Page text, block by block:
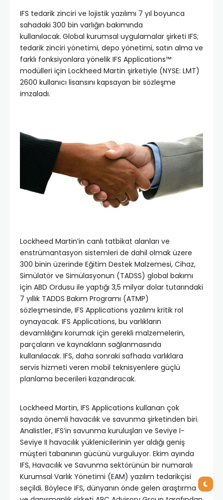
IFS tedarik zinciri ve lojistik yazılımı 7 yıl boyunca
sahadaki 300 bin varlığın bakımında
kullanılacak. Global kurumsal uygulamalar şirketi IFS;
tedarik zinciri yönetimi, depo yönetimi, satın alma ve
farklı fonksiyonlara yönelik IFS Applications™
modülleri için Lockheed Martin şirketiyle (NYSE: LMT)
2600 kullanıcı lisansını kapsayan bir sözleşme
imzaladı.
Lockheed Martin’in canlı tatbikat alanları ve
enstrümantasyon sistemleri de dahil olmak üzere
300 binin üzerinde Eğitim Destek Malzemesi, Cihaz,
Simülatör ve Simülasyonun (TADSS) global bakımı
için ABD Ordusu ile yaptığı 3,5 milyar dolar tutarındaki
7 yıllık TADDS Bakım Programı (ATMP)
sözleşmesinde, IFS Applications yazılımı kritik rol
oynayacak. IFS Applications, bu varlıkların
devamlılığını korumak için gerekli malzemelerin,
parçaların ve kaynakların sağlanmasında
kullanılacak. IFS, daha sonraki safhada varlıklara
servis hizmeti veren mobil teknisyenlere güçlü
planlama becerileri kazandıracak.
Lockheed Martin, IFS Applications kullanan çok
sayıda önemli havacılık ve savunma şirketinden biri.
Analistler, IFS’in savunma kuruluşları ve Seviye I-
Seviye II havacılık yüklenicilerinin yer aldığı geniş
müşteri tabanının gücünü vurguluyor. Ekim ayında
IFS, Havacılık ve Savunma sektörünün bir numaralı
Kurumsal Varlık Yönetimi (EAM) yazılım tedarikçisi
seçildi. Böylece IFS, dünyanın önde gelen araştırma